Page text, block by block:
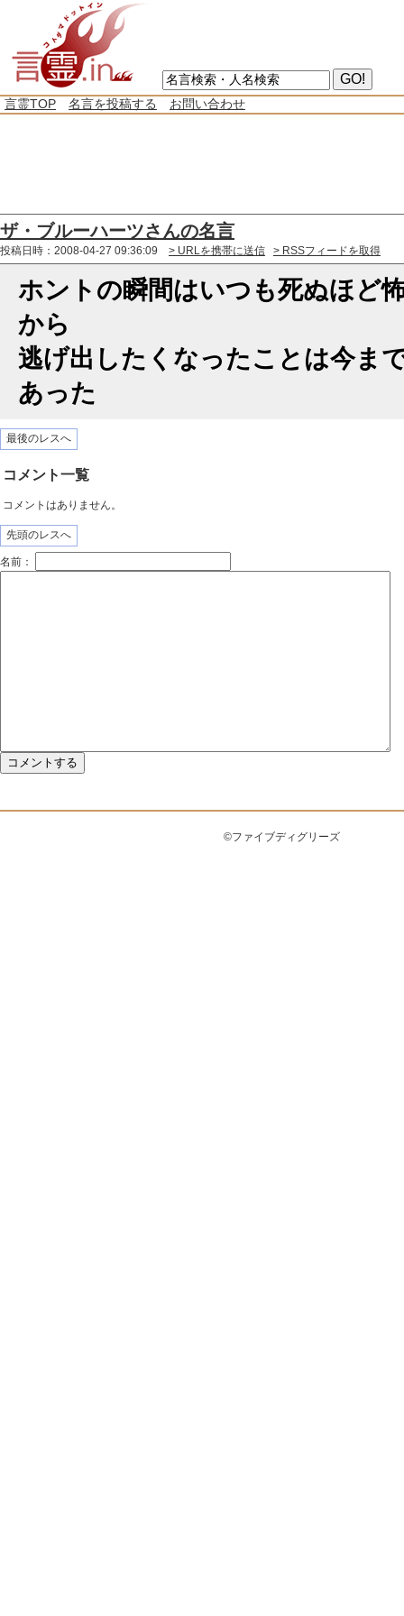
言霊TOP 名言を投稿する お問い合わせ
ザ・ブルーハーツさんの名言
投稿日時：2008-04-27 09:36:09 > URLを携帯に送信 > RSSフィードを取得
ホントの瞬間はいつも死ぬほど
から
逃げ出したくなったことは今ま
あった
最後のレスへ
コメント一覧
コメントはありません。
先頭のレスへ
名前：
©ファイブディグリーズ